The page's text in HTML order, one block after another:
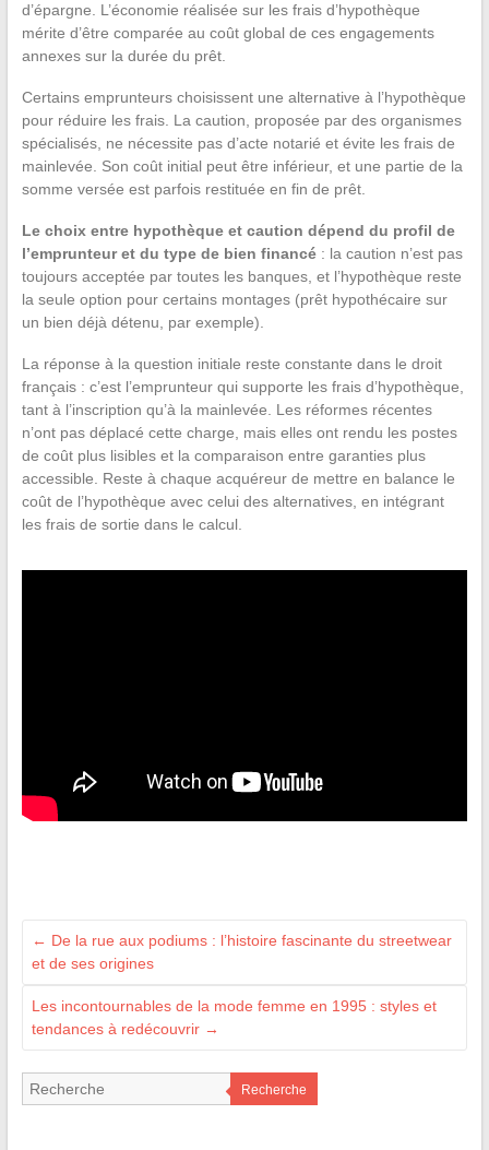
d’épargne. L’économie réalisée sur les frais d’hypothèque
mérite d’être comparée au coût global de ces engagements
annexes sur la durée du prêt.
Certains emprunteurs choisissent une alternative à l’hypothèque
pour réduire les frais. La caution, proposée par des organismes
spécialisés, ne nécessite pas d’acte notarié et évite les frais de
mainlevée. Son coût initial peut être inférieur, et une partie de la
somme versée est parfois restituée en fin de prêt.
Le choix entre hypothèque et caution dépend du profil de
l’emprunteur et du type de bien financé: la caution n’est pas
toujours acceptée par toutes les banques, et l’hypothèque reste
la seule option pour certains montages (prêt hypothécaire sur
un bien déjà détenu, par exemple).
La réponse à la question initiale reste constante dans le droit
français : c’est l’emprunteur qui supporte les frais d’hypothèque,
tant à l’inscription qu’à la mainlevée. Les réformes récentes
n’ont pas déplacé cette charge, mais elles ont rendu les postes
de coût plus lisibles et la comparaison entre garanties plus
accessible. Reste à chaque acquéreur de mettre en balance le
coût de l’hypothèque avec celui des alternatives, en intégrant
les frais de sortie dans le calcul.
← De la rue aux podiums : l’histoire fascinante du streetwear
et de ses origines
Les incontournables de la mode femme en 1995 : styles et
tendances à redécouvrir →
Recherche